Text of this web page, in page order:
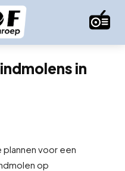
in
plannen voor een
op